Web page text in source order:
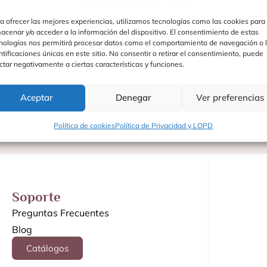
ofrecer las mejores experiencias, utilizamos tecnologías como las cookies para
y/o acceder a la información del dispositivo. El consentimiento de estas
nos permitirá procesar datos como el comportamiento de navegación o
únicas en este sitio. No consentir o retirar el consentimiento, puede
negativamente a ciertas características y funciones.
Aceptar Denegar Ver preferencias
Política de cookiesPolítica de Privacidad y LOPD
Soporte
Preguntas Frecuentes
Blog
Catálogos